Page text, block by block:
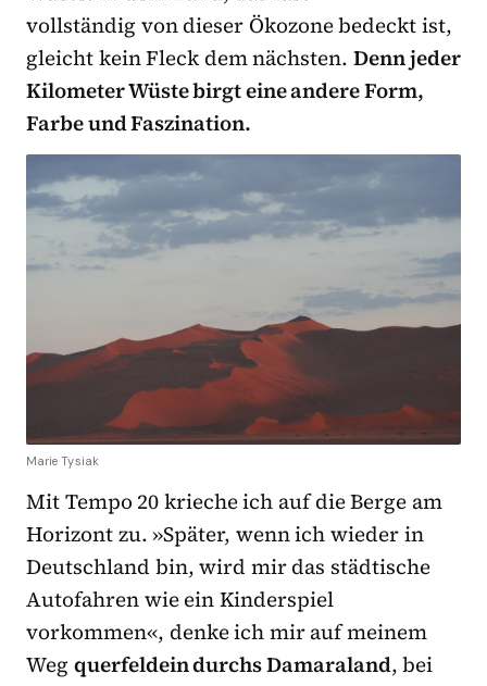
vollständig von dieser Ökozone bedeckt ist,
gleicht kein Fleck dem nächsten.Denn jeder
Kilometer Wüste birgt eine andere Form,
Farbe und Faszination.
Marie Tysiak
Mit Tempo 20 krieche ich auf die Berge am
Horizont zu. »Später, wenn ich wieder in
Deutschland bin, wird mir das städtische
Autofahren wie ein Kinderspiel
vorkommen«, denke ich mir auf meinem
Weg querfeldein durchs Damaraland, bei